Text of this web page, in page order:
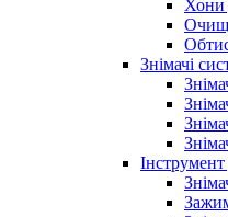
Хони
Знімачі